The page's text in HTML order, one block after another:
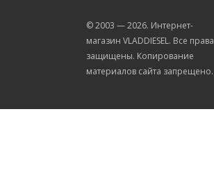
© 2003 —2026. Интернет-
магазин VLADDIESEL. Все права
защищены. Копирование
материалов сайта запрещено.